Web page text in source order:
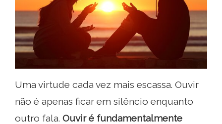
Uma virtude cada vez mais escassa. Ouvir
não é apenas ficar em silêncio enquanto
outro fala. Ouvir é fundamentalmente